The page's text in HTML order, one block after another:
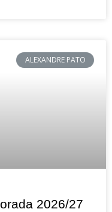
ALEXANDRE PATO
2026/27